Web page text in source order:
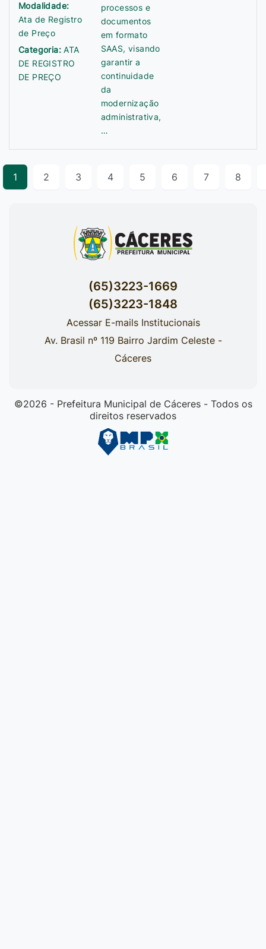
Modalidade:
Ata de Registro
de Preço
Categoria:ATA
DE REGISTRO
DE PREÇO
processos e
documentos
em formato
SAAS, visando
garantir a
continuidade
da
modernização
administrativa,
…
1 2 3 4 5 6 7 8
(65)3223-1669
(65)3223-1848
Acessar E-mails Institucionais
Av. Brasil nº 119 Bairro Jardim Celeste -
Cáceres
©2026 - Prefeitura Municipal de Cáceres - Todos os
direitos reservados